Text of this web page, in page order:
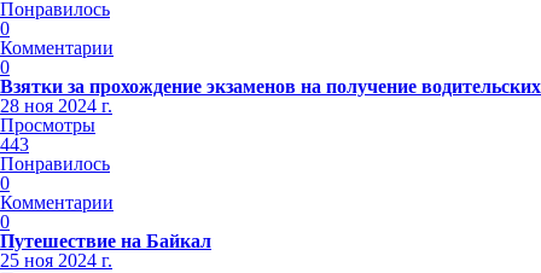
Понравилось
0
Комментарии
0
Взятки за прохождение экзаменов на получение
28 ноя 2024 г.
Просмотры
443
Понравилось
0
Комментарии
0
Путешествие на Байкал
25 ноя 2024 г.